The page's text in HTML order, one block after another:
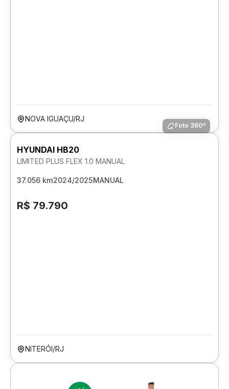
NOVA IGUAÇU/RJ
Foto 360º
HYUNDAI HB20
LIMITED PLUS FLEX 1.0 MANUAL
37.056 km2024/2025MANUAL
R$ 79.790
NITERÓI/RJ